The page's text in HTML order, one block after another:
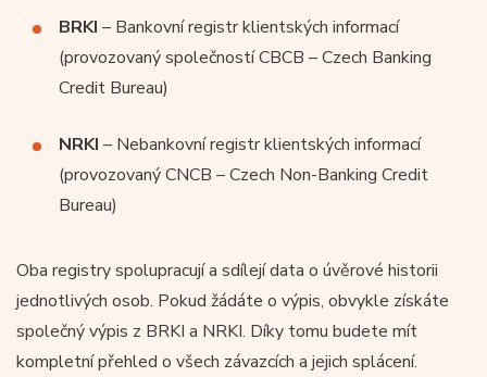
BRKI – Bankovní registr klientských informací
(provozovaný společností CBCB – Czech Banking
Credit Bureau)
NRKI – Nebankovní registr klientských informací
(provozovaný CNCB – Czech Non-Banking Credit
Bureau)
Oba registry spolupracují a sdílejí data o úvěrové historii
jednotlivých osob. Pokud žádáte o výpis, obvykle získáte
společný výpis z BRKI a NRKI. Díky tomu budete mít
kompletní přehled o všech závazcích a jejich splácení.